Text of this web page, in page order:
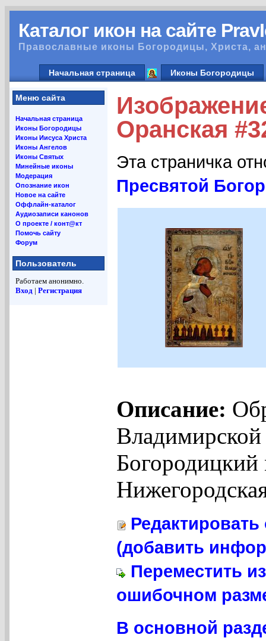
Каталог икон на сайте
Православные иконы Богородицы, Христа,
Начальная страница Иконы Богородицы
Меню сайта
Начальная страница
Иконы Богородицы
Иконы Иисуса Христа
Иконы Ангелов
Иконы Святых
Минейные иконы
Модерация
Опознание икон
Новое на сайте
Оффлайн-каталог
Аудиозаписи канонов
О проекте / конт@кт
Помочь сайту
Форум
Пользователь
Работаем анонимно.
Вход | Регистрация
Оранская
Эта страничка
Пресвятой
Описание:
(добавить
Переместить
ошибочном
В основной